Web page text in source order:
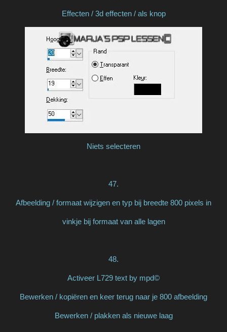
Effecten / 3d effecten / als knop
Niets selecteren
47.
Afbeelding / formaat wijzigen en typ bij breedte 800 pixels in
vinkje bij formaat van alle lagen
48.
Activeer L729 text by mpd©
Bewerken / kopiëren en keer terug naar je 800 afbeelding
Bewerken / plakken als nieuwe laag